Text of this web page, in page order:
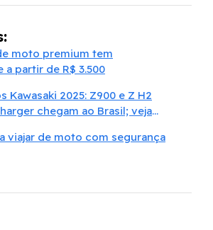
moto premium tem
a partir de R$ 3.500
Kawasaki 2025: Z900 e Z H2
chegam ao Brasil; veja
viajar de moto com segurança